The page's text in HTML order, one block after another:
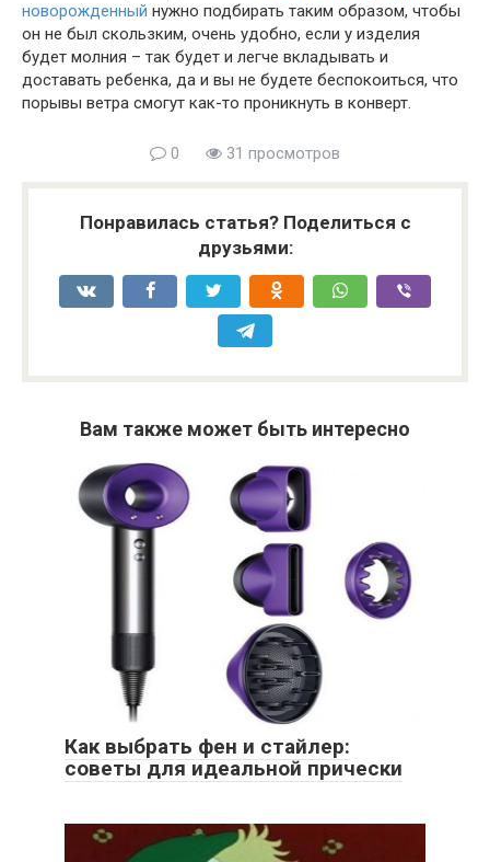
новорожденный нужно подбирать таким образом, чтобы
он не был скользким, очень удобно, если у изделия
будет молния – так будет и легче вкладывать и
доставать ребенка, да и вы не будете беспокоиться, что
порывы ветра смогут как-то проникнуть в конверт.
0 31 просмотров
Понравилась статья? Поделиться с
друзьями:
Вам также может быть интересно
Как выбрать фен и стайлер:
советы для идеальной прически